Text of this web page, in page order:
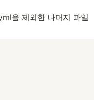
을 제외한 나머지 파일